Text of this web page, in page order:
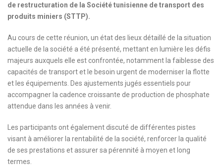
de restructuration de la Société tunisienne de transport des
produits miniers (STTP).
Au cours de cette réunion, un état des lieux détaillé de la situation
actuelle de la société a été présenté, mettant en lumière les défis
majeurs auxquels elle est confrontée, notamment la faiblesse des
capacités de transport et le besoin urgent de moderniser la flotte
et les équipements. Des ajustements jugés essentiels pour
accompagner la cadence croissante de production de phosphate
attendue dans les années à venir.
Les participants ont également discuté de différentes pistes
visant à améliorer la rentabilité de la société, renforcer la qualité
de ses prestations et assurer sa pérennité à moyen et long
termes.